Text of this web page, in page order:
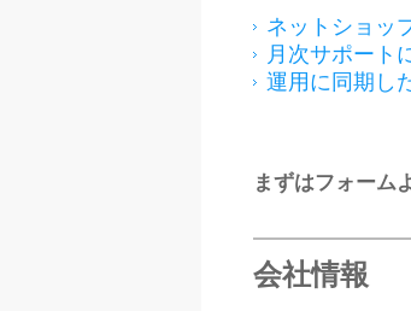
ネットショッ
月次サポート
運用に同期し
まずはフォーム
会社情報